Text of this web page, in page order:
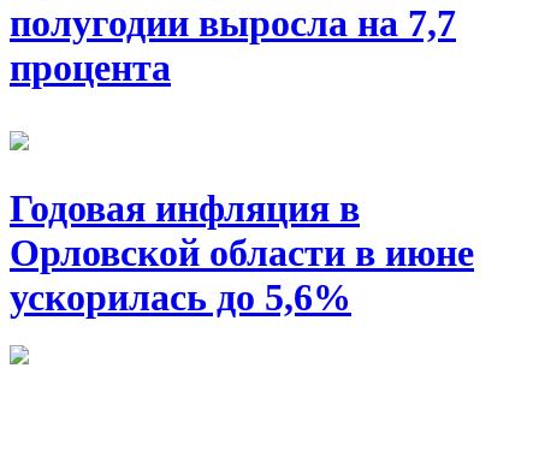
полугодии выросла на 7,7
процента
Годовая инфляция в
Орловской области в июне
ускорилась до 5,6%